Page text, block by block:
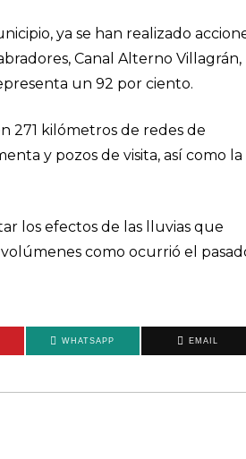
ya se han realizado
Canal Alterno Villagrán,
un 92 por ciento.
271 kilómetros de redes de
y pozos de visita, así como la
los efectos de las lluvias que
como ocurrió el
WHATSAPP EMAIL